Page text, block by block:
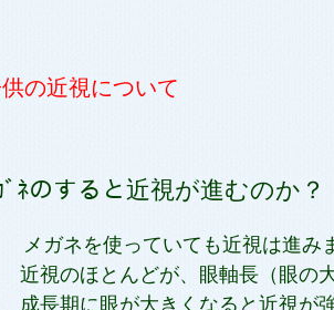
の近視について
ﾞﾈのすると近視が進むのか？
メガネを使っていても近視は進み
視のほとんどが、眼軸長（眼の大
長期に眼が大きくなると近視が強